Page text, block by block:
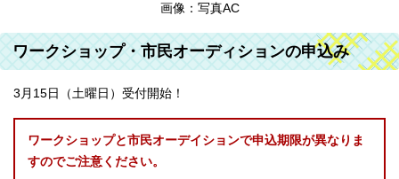
画像：写真AC
ワークショップ・市民オーディションの申込み
3月15日（土曜日）受付開始！
ワークショップと市民オーデイションで申込期限が異なりま
すのでご注意ください。